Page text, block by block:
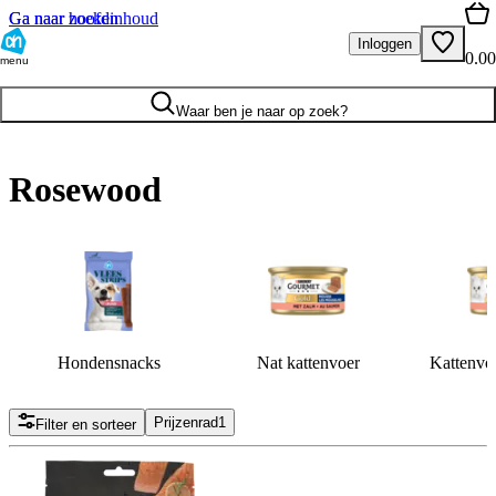
Ga naar hoofdinhoud
Ga naar zoeken
menu
Inloggen
0.00
Waar ben je naar op zoek?
Rosewood
Hondensnacks Nat kattenvoer
Filter en sorteer Prijzenrad1